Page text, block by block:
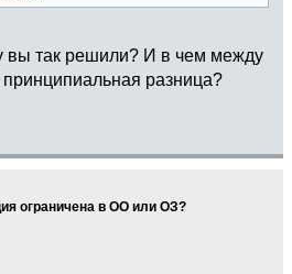
вы так решили? И в чем между
разница?
ограничена в ОО или ОЗ?